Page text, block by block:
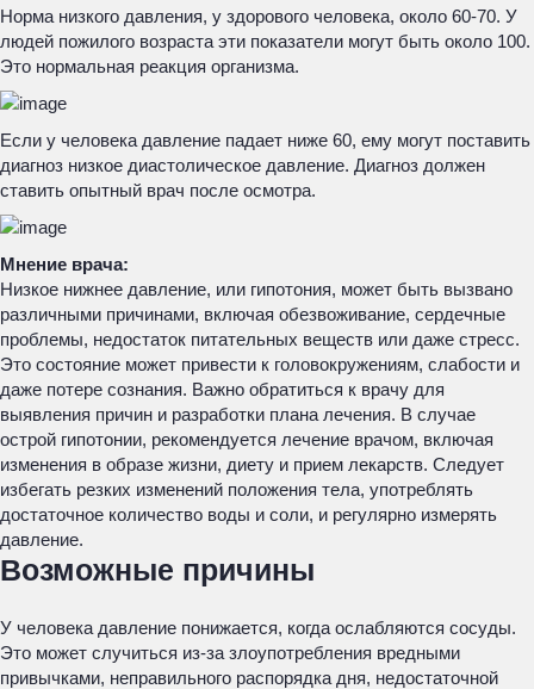
Норма низкого давления, у здорового человека, около 60-70. У
людей пожилого возраста эти показатели могут быть около 100.
Это нормальная реакция организма.
Если у человека давление падает ниже 60, ему могут поставить
диагноз низкое диастолическое давление. Диагноз должен
ставить опытный врач после осмотра.
Мнение врача:
Низкое нижнее давление, или гипотония, может быть вызвано
различными причинами, включая обезвоживание, сердечные
проблемы, недостаток питательных веществ или даже стресс.
Это состояние может привести к головокружениям, слабости и
даже потере сознания. Важно обратиться к врачу для
выявления причин и разработки плана лечения. В случае
острой гипотонии, рекомендуется лечение врачом, включая
изменения в образе жизни, диету и прием лекарств. Следует
избегать резких изменений положения тела, употреблять
достаточное количество воды и соли, и регулярно измерять
давление.
Возможные причины
У человека давление понижается, когда ослабляются сосуды.
Это может случиться из-за злоупотребления вредными
привычками, неправильного распорядка дня, недостаточной